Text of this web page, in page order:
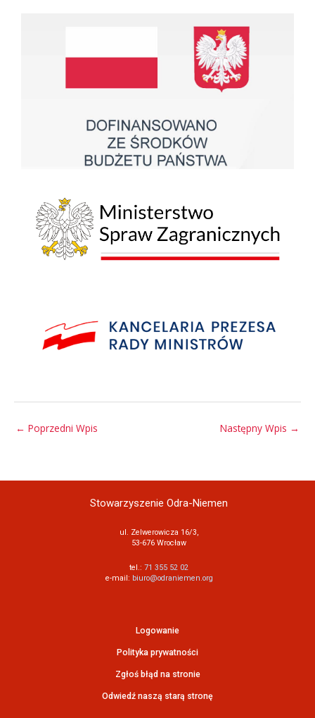
← Poprzedni Wpis Następny Wpis →
Stowarzyszenie Odra-Niemen
ul. Zelwerowicza 16/3,
53-676 Wrocław
tel.: 71 355 52 02
e-mail: biuro@odraniemen.org
Logowanie
Polityka prywatności
Zgłoś błąd na stronie
Odwiedź naszą starą stronę